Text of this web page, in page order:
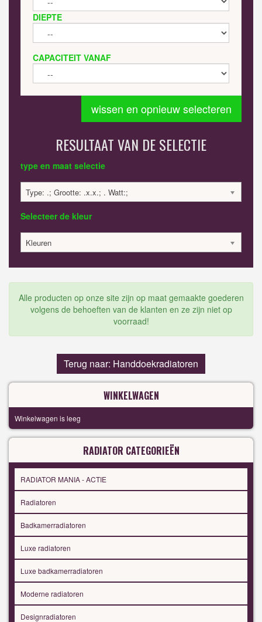
DIEPTE
CAPACITEIT VANAF
wissen en opnieuw selecteren
RESULTAAT VAN DE SELECTIE
type en maat selectie
Type: .; Grootte: .x.x.; . Watt:;
Selecteer de kleur
Kleuren
Alle producten op onze site zijn op maat gemaakte goederen
volgens de behoeften van de klanten en ze zijn niet op
voorraad!
Terug naar: Handdoekradiatoren
WINKELWAGEN
Winkelwagen is leeg
RADIATOR CATEGORIEËN
RADIATOR MANIA - ACTIE
Radiatoren
Badkamerradiatoren
Luxe radiatoren
Luxe badkamerradiatoren
Moderne radiatoren
Designradiatoren